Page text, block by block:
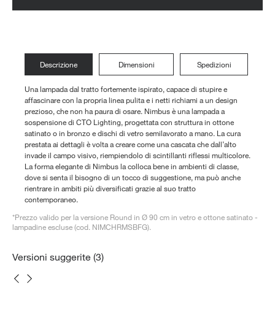
Descrizione Dimensioni Spedizioni
Una lampada dal tratto fortemente ispirato, capace di stupire e
affascinare con la propria linea pulita e i netti richiami a un design
prezioso, che non ha paura di osare. Nimbus è una lampada a
sospensione di CTO Lighting, progettata con struttura in ottone
satinato o in bronzo e dischi di vetro semilavorato a mano. La cura
prestata ai dettagli è volta a creare come una cascata che dall’alto
invade il campo visivo, riempiendolo di scintillanti riflessi multicolore.
La forma elegante di Nimbus la colloca bene in ambienti di classe,
dove si senta il bisogno di un tocco di suggestione, ma può anche
rientrare in ambiti più diversificati grazie al suo tratto
contemporaneo.
*Prezzo valido per la versione Round in Ø 90 cm in vetro e ottone satinato -
lampadine escluse (cod. NIMCHRMSBFG).
Versioni suggerite (3)